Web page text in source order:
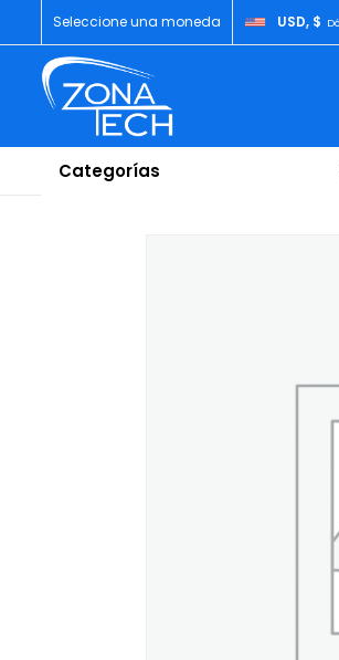
Seleccione una moneda USD, $
Categorías